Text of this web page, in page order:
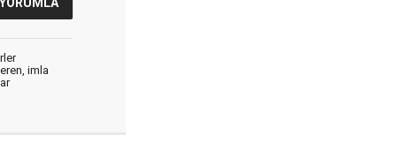
imla